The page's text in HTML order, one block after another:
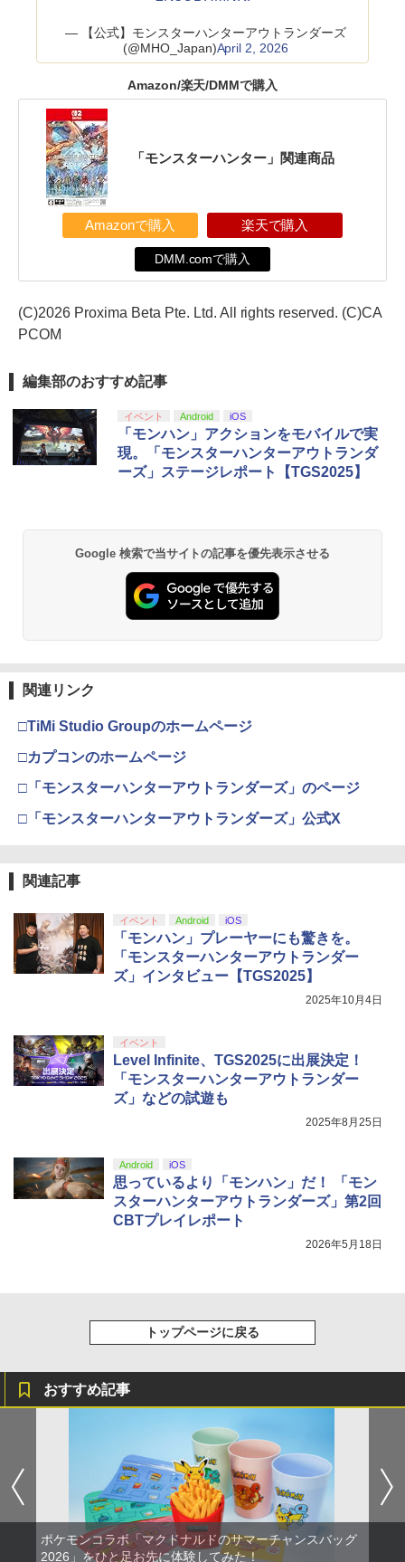
— 【公式】モンスターハンターアウトランダーズ
(@MHO_Japan)April 2, 2026
Amazon/楽天/DMMで購入
「モンスターハンター」関連商品
Amazonで購入 楽天で購入
DMM.comで購入
(C)2026 Proxima Beta Pte. Ltd. All rights reserved. (C)CA
PCOM
編集部のおすすめ記事
イベント Android iOS
「モンハン」アクションをモバイルで実
現。「モンスターハンターアウトランダ
ーズ」ステージレポート【TGS2025】
Google 検索で当サイトの記事を優先表示させる
関連リンク
□TiMi Studio Groupのホームページ
□カプコンのホームページ
□「モンスターハンターアウトランダーズ」のページ
□「モンスターハンターアウトランダーズ」公式X
関連記事
イベント Android iOS
「モンハン」プレーヤーにも驚きを。
「モンスターハンターアウトランダー
ズ」インタビュー【TGS2025】
2025年10月4日
イベント
Level Infinite、TGS2025に出展決定！
「モンスターハンターアウトランダー
ズ」などの試遊も
2025年8月25日
Android iOS
思っているより「モンハン」だ！ 「モン
スターハンターアウトランダーズ」第2回
CBTプレイレポート
2026年5月18日
トップページに戻る
おすすめ記事
ポケモンコラボ「マクドナルドのサマーチャンスバッグ
2026」をひと足お先に体験してみた！